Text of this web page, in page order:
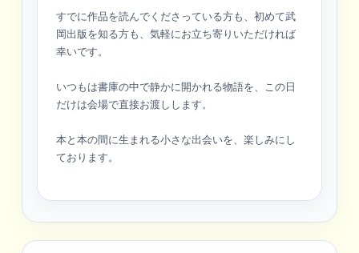
すでに作品を読んでくださっている方も、初めて武
岡出版を知る方も、気軽にお立ち寄りいただければ
幸いです。
いつもは書庫の中で静かに開かれる物語を、この日
だけは会場で直接お渡しします。
本と本の間に生まれる小さな出会いを、楽しみにし
ております。